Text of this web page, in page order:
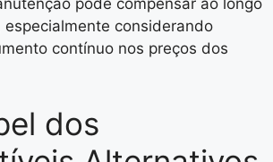
considerando
contínuo nos preços dos
dos